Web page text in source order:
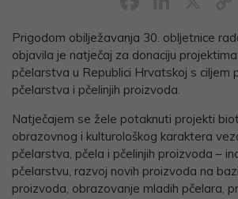
Prigodom obilježavanja 30. obljetnice
objavila je natječaj za donaciju
pčelarstva u Republici Hrvatskoj s ciljem
pčelarstva i pčelinjih proizvoda.
Natječajem se žele potaknuti projekti
obrazovnog i kulturološkog karaktera
pčelarstva, pčela i pčelinjih proizvoda –
pčelarstvu, razvoj novih proizvoda na
proizvoda, obrazovanje mladih pčelara,